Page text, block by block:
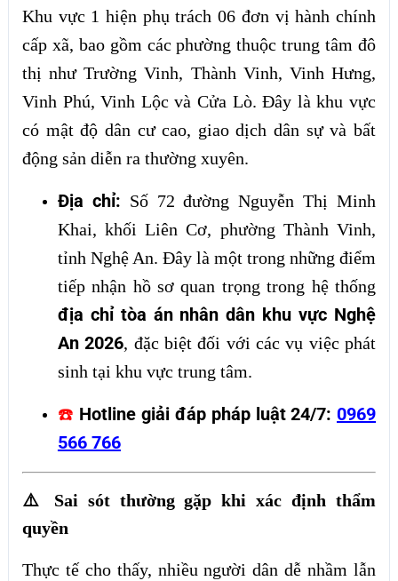
Khu vực 1 hiện phụ trách 06 đơn vị hành chính
cấp xã, bao gồm các phường thuộc trung tâm đô
thị như Trường Vinh, Thành Vinh, Vinh Hưng,
Vinh Phú, Vinh Lộc và Cửa Lò. Đây là khu vực
có mật độ dân cư cao, giao dịch dân sự và bất
động sản diễn ra thường xuyên.
Địa chỉ: Số 72 đường Nguyễn Thị Minh
Khai, khối Liên Cơ, phường Thành Vinh,
tỉnh Nghệ An. Đây là một trong những điểm
tiếp nhận hồ sơ quan trọng trong hệ thống
địa chỉ tòa án nhân dân khu vực Nghệ
An 2026, đặc biệt đối với các vụ việc phát
sinh tại khu vực trung tâm.
☎️ Hotline giải đáp pháp luật 24/7: 0969
566 766
⚠️ Sai sót thường gặp khi xác định thẩm
quyền
Thực tế cho thấy, nhiều người dân dễ nhầm lẫn